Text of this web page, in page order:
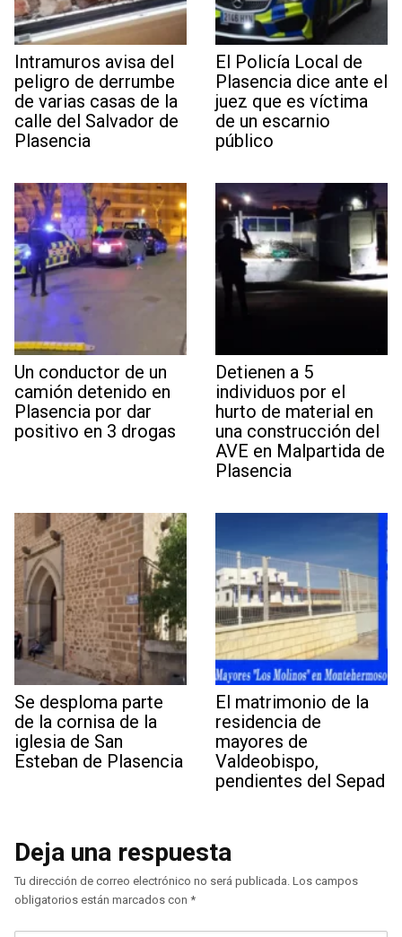
Intramuros avisa del
peligro de derrumbe
de varias casas de la
calle del Salvador de
Plasencia
El Policía Local de
Plasencia dice ante el
juez que es víctima
de un escarnio
público
Un conductor de un
camión detenido en
Plasencia por dar
positivo en 3 drogas
Detienen a 5
individuos por el
hurto de material en
una construcción del
AVE en Malpartida de
Plasencia
Se desploma parte
de la cornisa de la
iglesia de San
Esteban de Plasencia
El matrimonio de la
residencia de
mayores de
Valdeobispo,
pendientes del Sepad
Deja una respuesta
Tu dirección de correo electrónico no será publicada. Los campos
obligatorios están marcados con *